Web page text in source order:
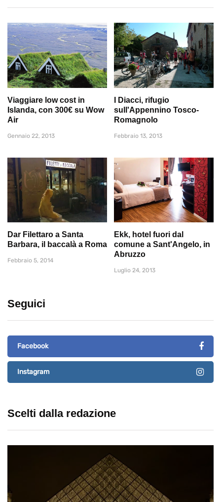
Viaggiare low cost in
Islanda, con 300€ su Wow
Air
Gennaio 22, 2013
I Diacci, rifugio
sull'Appennino Tosco-
Romagnolo
Febbraio 13, 2013
Dar Filettaro a Santa
Barbara, il baccalà a Roma
Febbraio 5, 2014
Ekk, hotel fuori dal
comune a Sant'Angelo, in
Abruzzo
Luglio 24, 2013
Seguici
Facebook
Instagram
Scelti dalla redazione